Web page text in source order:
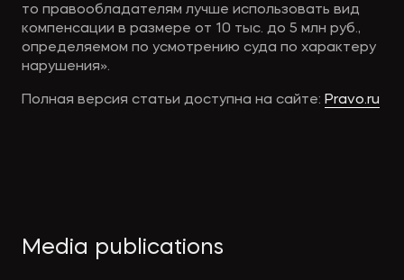
то правообладателям лучше использовать вид
компенсации в размере от 10 тыс. до 5 млн руб.,
определяемом по усмотрению суда по характеру
нарушения».
Полная версия статьи доступна на сайте: Pravo.ru
Media publications